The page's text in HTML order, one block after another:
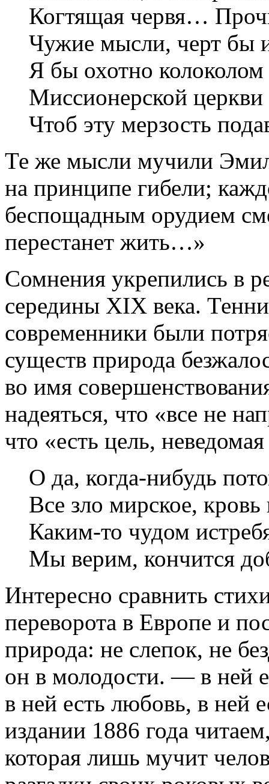
Когтящая червя…
Чужие мысли, черт бы
Я бы охотно колоколом
Миссионерской церкви
Чтоб эту мерзость
Те же мысли мучили
на принципе гибели;
беспощадным орудием
перестанет жить…»
Сомнения укрепились в
середины XIX века.
современники были
существ природа
во имя
надеяться, что «все не
что «есть цель,
О да, когда-нибудь
Все зло мирское, кровь
Каким-то чудом
Мы верим, кончится
Интересно сравнить
переворота в Европе и
природа: не слепок, не
он в молодости. — в ней
в ней есть любовь, в ней
издании 1886 года
которая лишь мучит